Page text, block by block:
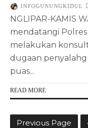
INFOGUNUNGKIDUL
NGLIPAR-KAMIS
mendatangi
melakukan
dugaan
puas...
READ MORE
Previous Page